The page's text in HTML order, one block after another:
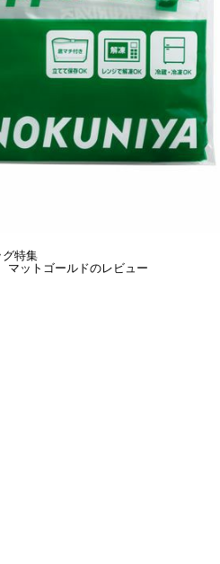
グ特集
ットゴールドのレビュー